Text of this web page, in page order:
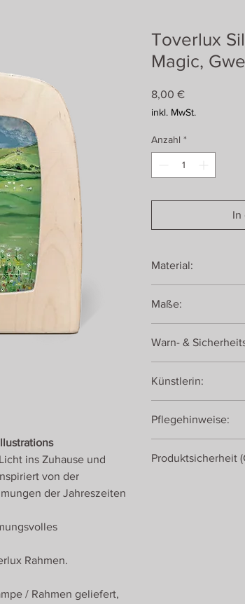
ins Zuhause und
von der
der Jahreszeiten
Rahmen.
/ Rahmen geliefert,
Toverlux
Magic,
8,00 €Preis
inkl. MwSt.
Anzahl *
In
Material:
Maße:
Warn- &
Künstlerin:
Pflegehinweise:
feuchten Tuch
Produktsicherheit